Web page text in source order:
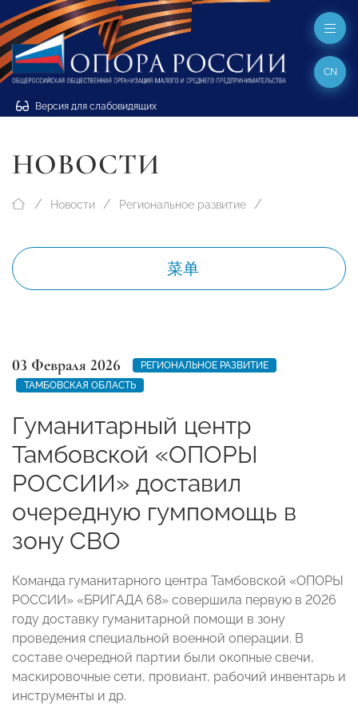
Версия для слабовидящих
CN
НОВОСТИ
Новости Региональное развитие
菜单
03 Февраля 2026
РЕГИОНАЛЬНОЕ РАЗВИТИЕ
ТАМБОВСКАЯ ОБЛАСТЬ
Гуманитарный центр
Тамбовской «ОПОРЫ
РОССИИ» доставил
очередную гумпомощь в
зону СВО
Команда гуманитарного центра Тамбовской «ОПОРЫ
РОССИИ» «БРИГАДА 68» совершила первую в 2026
году доставку гуманитарной помощи в зону
проведения специальной военной операции. В
составе очередной партии были окопные свечи,
маскировочные сети, провиант, рабочий инвентарь и
инструменты и др.